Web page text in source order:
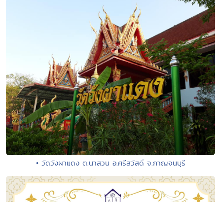
• วัดวังผาแดง ต.นาสวน อ.ศรีสวัสดิ์ จ.กาญจนบุรี